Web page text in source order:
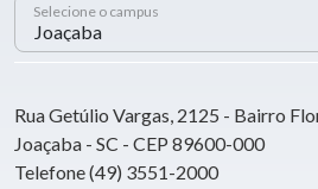
Selecione o campus
Rua Getúlio Vargas, 2125 - Bairro
Joaçaba - SC - CEP 89600-000
Telefone (49) 3551-2000